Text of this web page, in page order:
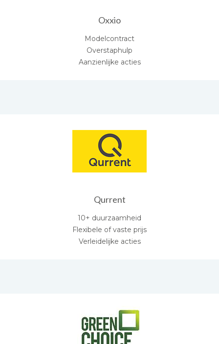
Oxxio
Modelcontract
Overstaphulp
Aanzienlijke acties
Qurrent
10+ duurzaamheid
Flexibele of vaste prijs
Verleidelijke acties